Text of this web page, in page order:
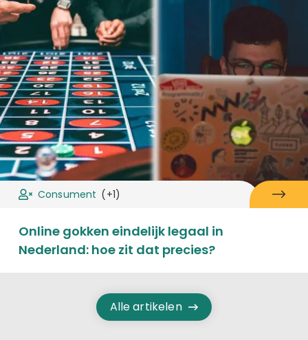
Consument (+1)
Online gokken eindelijk legaal in
Nederland: hoe zit dat precies?
Alle artikelen